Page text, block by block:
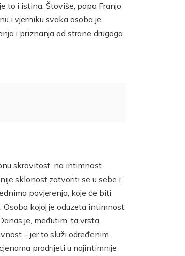
to i istina. Štoviše, papa Franjo
i vjerniku svaka osoba je
i priznanja od strane drugoga,
skrovitost, na intimnost.
sklonost zatvoriti se u sebe i
povjerenja, koje će biti
kojoj je oduzeta intimnost
je, međutim, ta vrsta
– jer to služi određenim
prodrijeti u najintimnije